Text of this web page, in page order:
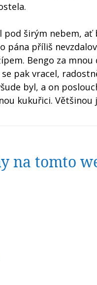
širým nebem, ať
příliš
Bengo za
pak vracel,
byl, a on
kukuřici.
na tomto